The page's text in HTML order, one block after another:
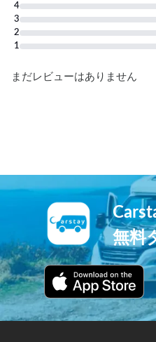
4
3
2
1
まだレビューはありません
無料